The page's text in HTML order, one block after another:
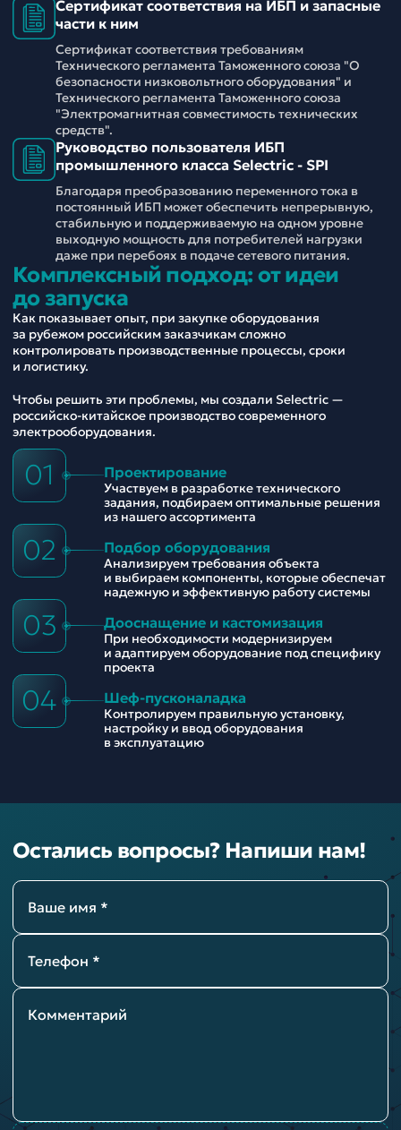
Сертификат соответствия на ИБП и запасные
части к ним
Сертификат соответствия требованиям
Технического регламента Таможенного союза "О
безопасности низковольтного оборудования" и
Технического регламента Таможенного союза
"Электромагнитная совместимость технических
средств".
Руководство пользователя ИБП
промышленного класса Selectric - SPI
Благодаря преобразованию переменного тока в
постоянный ИБП может обеспечить непрерывную,
стабильную и поддерживаемую на одном уровне
выходную мощность для потребителей нагрузки
даже при перебоях в подаче сетевого питания.
Комплексный подход: от идеи
до запуска
Как показывает опыт, при закупке оборудования
за рубежом российским заказчикам сложно
контролировать производственные процессы, сроки
и логистику.
Чтобы решить эти проблемы, мы создали Selectric —
российско-китайское производство современного
электрооборудования.
01 Проектирование
Участвуем в разработке технического
задания, подбираем оптимальные решения
из нашего ассортимента
02 Подбор оборудования
Анализируем требования объекта
и выбираем компоненты, которые обеспечат
надежную и эффективную работу системы
03 Дооснащение и кастомизация
При необходимости модернизируем
и адаптируем оборудование под специфику
проекта
04 Шеф-пусконаладка
Контролируем правильную установку,
настройку и ввод оборудования
в эксплуатацию
Остались вопросы? Напиши нам!
Ваше имя *
Телефон *
Комментарий